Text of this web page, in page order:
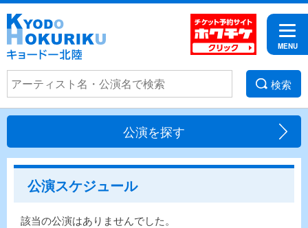
検索
公演を探す
公演スケジュール
該当の公演はありませんでした。